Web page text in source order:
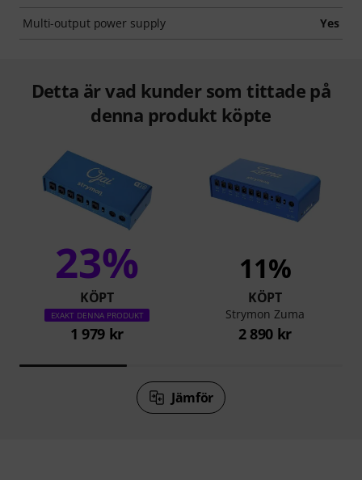
Multi-output power supply Yes
Detta är vad kunder som tittade på
denna produkt köpte
23%
KÖPT
EXAKT DENNA PRODUKT
1 979 kr
11%
KÖPT
Strymon Zuma
2 890 kr
Jämför